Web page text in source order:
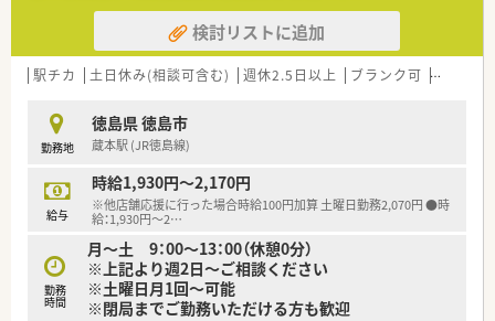
検討リストに追加
駅チカ 土日休み(相談可含む) 週休2.5日以上 ブランク可 車通勤可
勤務地
徳島県 徳島市
蔵本駅 (JR徳島線)
給与
時給1,930円～2,170円
※他店舗応援に行った場合時給100円加算 土曜日勤務2,070円 ●時
給：1,930円〜2…
勤務
時間
月～土 9：00～13：00（休憩0分）
※上記より週2日～ご相談ください
※土曜日月1回～可能
※閉局までご勤務いただける方も歓迎